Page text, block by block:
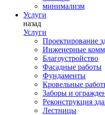
минимализм
Услуги
назад
Услуги
Проектирование
Инженерные
Благоустройство
Фасадные работы
Фундаменты
Кровельные
Заборы и
Реконструкция
Лестницы